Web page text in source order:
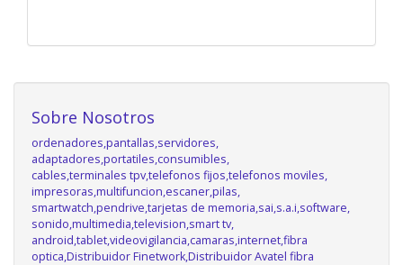
Sobre Nosotros
ordenadores,pantallas,servidores,
adaptadores,portatiles,consumibles,
cables,terminales tpv,telefonos fijos,telefonos moviles,
impresoras,multifuncion,escaner,pilas,
smartwatch,pendrive,tarjetas de memoria,sai,s.a.i,software,
sonido,multimedia,television,smart tv,
android,tablet,videovigilancia,camaras,internet,fibra
optica,Distribuidor Finetwork,Distribuidor Avatel fibra